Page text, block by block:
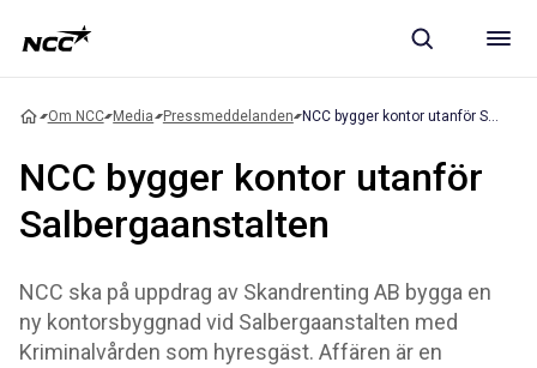
Om NCC Media Pressmeddelanden
NCC bygger kontor utanför
Salbergaanstalten
NCC ska på uppdrag av Skandrenting AB bygga en
ny kontorsbyggnad vid Salbergaanstalten med
Kriminalvården som hyresgäst. Affären är en